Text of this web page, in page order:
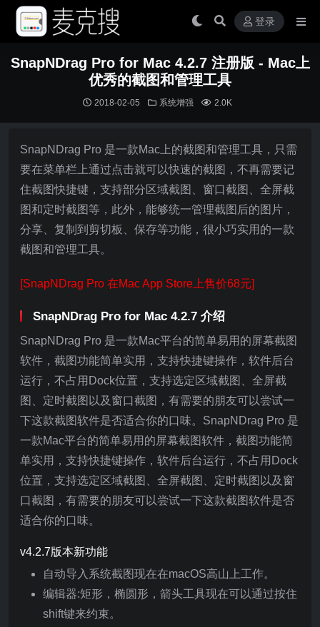
登录
SnapNDrag Pro for Mac 4.2.7 注册版 - Mac上
优秀的截图和管理工具
2018-02-05 系统增强 2.0K
SnapNDrag Pro 是一款Mac上的截图和管理工具，只需
要在菜单栏上通过点击就可以快速的截图，不再需要记
住截图快捷键，支持部分区域截图、窗口截图、全屏截
图和定时截图等，此外，能够统一管理截图后的图片，
分享、复制到剪切板、保存等功能，很小巧实用的一款
截图和管理工具。
[SnapNDrag Pro 在Mac App Store上售价68元]
SnapNDrag Pro for Mac 4.2.7 介绍
SnapNDrag Pro 是一款Mac平台的简单易用的屏幕截图
软件，截图功能简单实用，支持快捷键操作，软件后台
运行，不占用Dock位置，支持选定区域截图、全屏截
图、定时截图以及窗口截图，有需要的朋友可以尝试一
下这款截图软件是否适合你的口味。SnapNDrag Pro 是
一款Mac平台的简单易用的屏幕截图软件，截图功能简
单实用，支持快捷键操作，软件后台运行，不占用Dock
位置，支持选定区域截图、全屏截图、定时截图以及窗
口截图，有需要的朋友可以尝试一下这款截图软件是否
适合你的口味。
v4.2.7版本新功能
自动导入系统截图现在在macOS高山上工作。
编辑器:矩形，椭圆形，箭头工具现在可以通过按住
shift键来约束。